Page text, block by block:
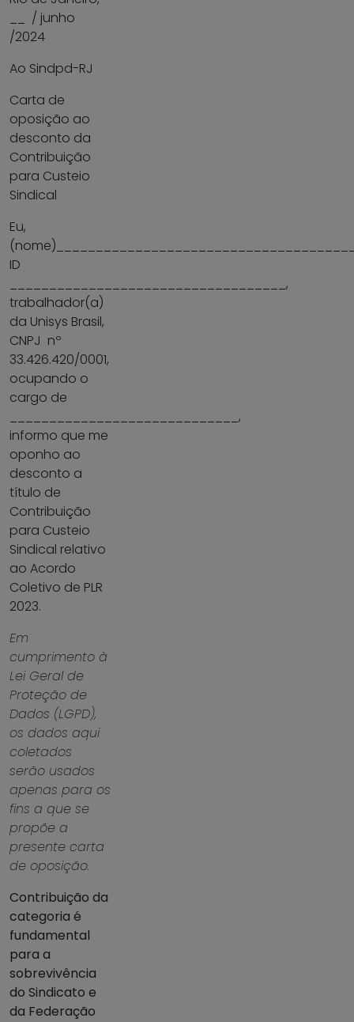
__ / junho
/2024
Ao Sindpd-RJ
Carta de
oposição ao
desconto da
Contribuição
para Custeio
Sindical
Eu,
ID
___________________________________,
trabalhador(a)
da Unisys Brasil,
CNPJ nº
33.426.420/0001,
ocupando o
cargo de
_____________________________,
informo que me
oponho ao
desconto a
título de
Contribuição
para Custeio
Sindical relativo
ao Acordo
Coletivo de PLR
2023.
Em
cumprimento à
Lei Geral de
Proteção de
Dados (LGPD),
os dados aqui
coletados
serão usados
apenas para os
fins a que se
propõe a
presente carta
de oposição.
Contribuição da
categoria é
fundamental
para a
sobrevivência
do Sindicato e
da Federação